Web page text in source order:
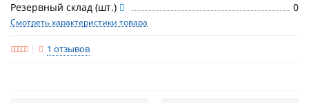
Резервный склад (шт.) 0
Смотреть характеристики товара
1 отзывов